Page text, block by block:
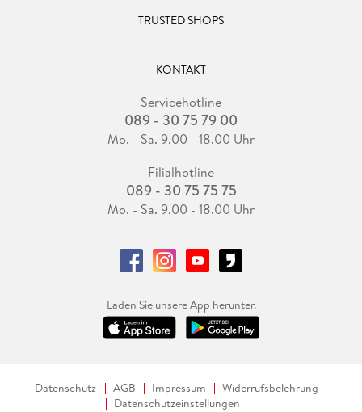
TRUSTED SHOPS
KONTAKT
Servicehotline
089 - 30 75 79 00
Mo. - Sa. 9.00 - 18.00 Uhr
Filialhotline
089 - 30 75 75 75
Mo. - Sa. 9.00 - 18.00 Uhr
Laden Sie unsere App herunter.
Datenschutz AGB Impressum
Widerrufsbelehrung
Datenschutzeinstellungen